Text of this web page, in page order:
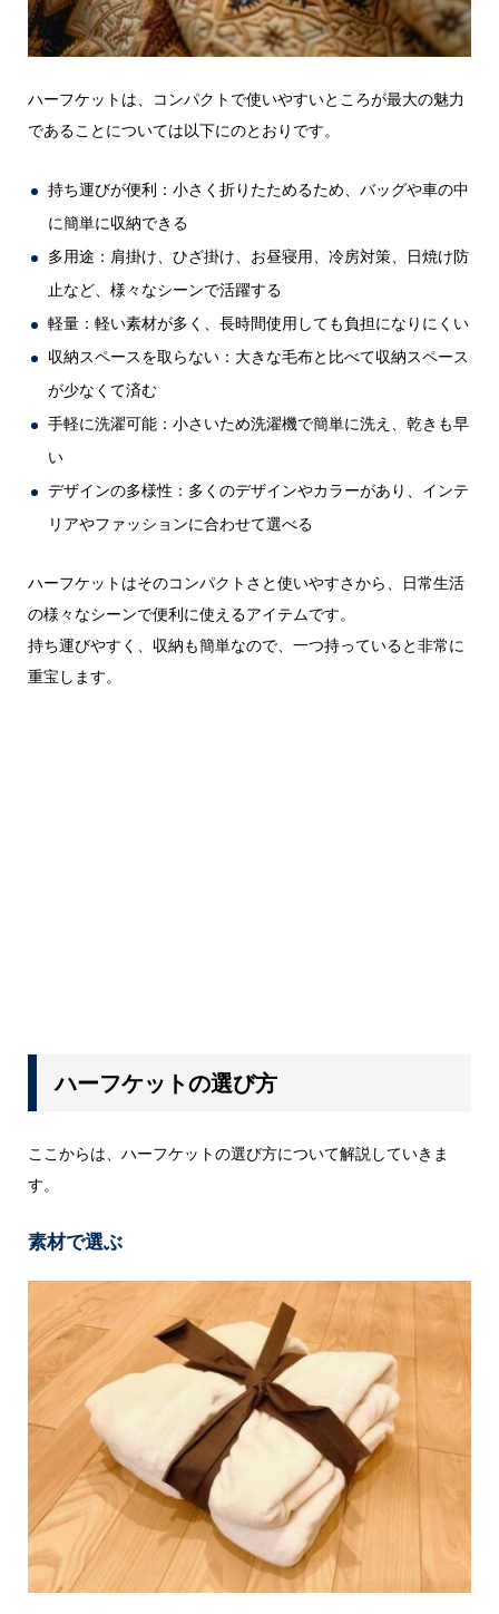
ハーフケットは、コンパクトで使いやすいところが最大の魅力
であることについては以下にのとおりです。
持ち運びが便利：小さく折りたためるため、バッグや車の中
に簡単に収納できる
多用途：肩掛け、ひざ掛け、お昼寝用、冷房対策、日焼け防
止など、様々なシーンで活躍する
軽量：軽い素材が多く、長時間使用しても負担になりにくい
収納スペースを取らない：大きな毛布と比べて収納スペース
が少なくて済む
手軽に洗濯可能：小さいため洗濯機で簡単に洗え、乾きも早
い
デザインの多様性：多くのデザインやカラーがあり、インテ
リアやファッションに合わせて選べる
ハーフケットはそのコンパクトさと使いやすさから、日常生活
の様々なシーンで便利に使えるアイテムです。
持ち運びやすく、収納も簡単なので、一つ持っていると非常に
重宝します。
ハーフケットの選び方
ここからは、ハーフケットの選び方について解説していきま
す。
素材で選ぶ